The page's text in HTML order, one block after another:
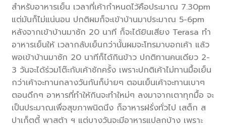
สำหรับอาหารเย็น เวลาที่เค้ากำหนดไว้คือประมาณ 7.30pm
แต่มันก็ไม่แน่นอน ปกติผมก็จะเข้าบ้านมาประมาณ 5-6pm
หลังจากเข้าบ้านมาซัก 20 นาที ก็จะได้ยินเสียง Terasa ทำ
อาหารเย็นให้ เวลากลับเย็นกว่านั้นผมจะโทรมาบอกเค้า แล้ว
พอเข้าบ้านมาซัก 20 นาทีก็ได้กินข้าว ปกติทานคนเดียว 2-
3 วันจะได้ร่วมโต๊ะกับเค้าซักครั้ง เพราะปกติเค้าไม่ทานมื้อเย็น
กว่าเค้าจะทานกลางวันกันก็บ่ายๆ ตอนเย็นเค้าจะทานเบาๆ
ตอนดึกๆ อาหารที่ทำให้กินจะทำใหม่ๆ ลงมาจากเตาทุกมื้อ จะ
เป็นประมาณเพื่อสุขภาพนิดนึง ก็อาหารฝรั่งทั่วไป เสต็ก ส
ปาเก็ตตี้ พาสต้า ฯ แต่บางวันจะมีอาหารแปลกบ้าง เพราะ